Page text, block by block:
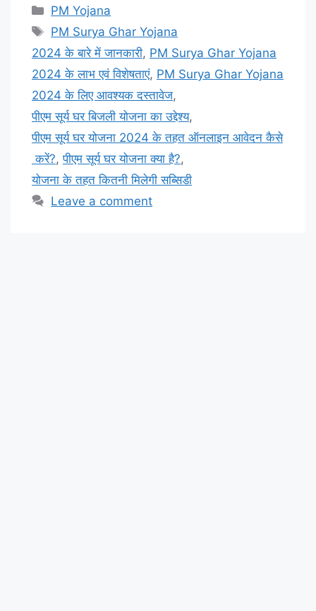
Categories
PM Yojana
Tags
PM Surya Ghar Yojana
2024 के बारे में जानकारी, PM Surya Ghar Yojana
2024 के लाभ एवं विशेषताएं, PM Surya Ghar Yojana
2024 के लिए आवश्यक दस्तावेज,
पीएम सूर्य घर बिजली योजना का उद्देश्य,
पीएम सूर्य घर योजना 2024 के तहत ऑनलाइन आवेदन कैसे
करें?,पीएम सूर्य घर योजना क्या है?,
योजना के तहत कितनी मिलेगी सब्सिडी
Leave a comment